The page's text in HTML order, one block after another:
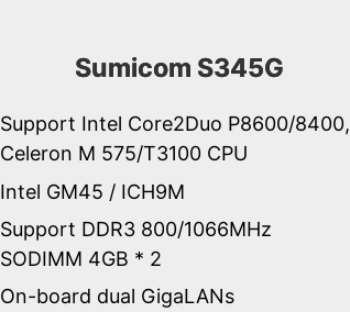
Sumicom S345G
Support Intel Core2Duo P8600/8400,
Celeron M 575/T3100 CPU
Intel GM45 / ICH9M
Support DDR3 800/1066MHz
SODIMM 4GB * 2
On-board dual GigaLANs